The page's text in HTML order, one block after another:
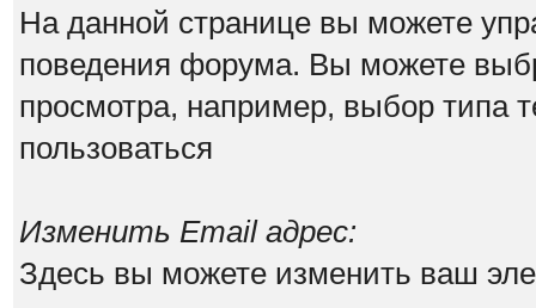
На данной странице вы можете
поведения форума. Вы можете
просмотра, например, выбор типа
пользоваться
Изменить Email адрес:
Здесь вы можете изменить ваш